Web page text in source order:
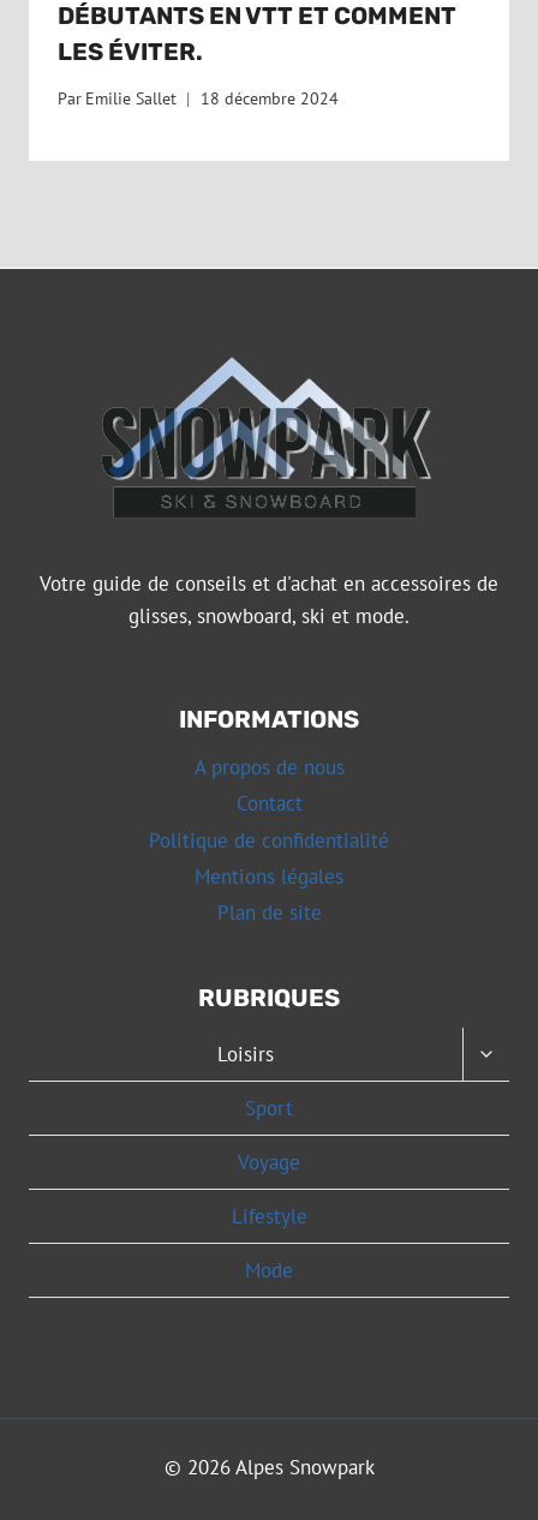
DÉBUTANTS EN VTT ET COMMENT
LES ÉVITER.
Par Emilie Sallet 18 décembre 2024
Votre guide de conseils et d'achat en accessoires de
glisses, snowboard, ski et mode.
INFORMATIONS
A propos de nous
Contact
Politique de confidentialité
Mentions légales
Plan de site
RUBRIQUES
Loisirs
Sport
Voyage
Lifestyle
Mode
© 2026 Alpes Snowpark